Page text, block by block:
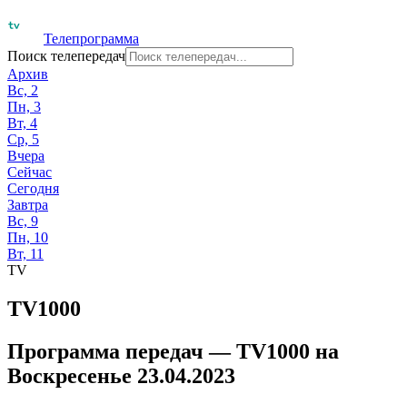
Телепрограмма
Поиск телепередач
Архив
Вс, 2
Пн, 3
Вт, 4
Ср, 5
Вчера
Сейчас
Сегодня
Завтра
Вс, 9
Пн, 10
Вт, 11
TV
TV1000
Программа передач —TV1000 на
Воскресенье 23.04.2023